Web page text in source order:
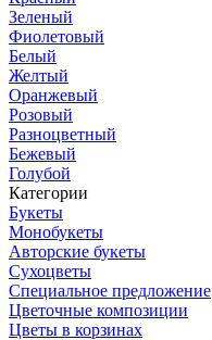
Зеленый
Фиолетовый
Белый
Желтый
Оранжевый
Розовый
Разноцветный
Бежевый
Голубой
Категории
Букеты
Монобукеты
Авторские букеты
Сухоцветы
Специальное предложение
Цветочные композиции
Цветы в корзинах